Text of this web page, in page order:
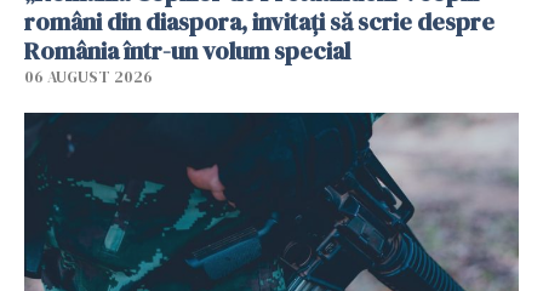
români din diaspora, invitați să scrie despre
România într-un volum special
06 AUGUST 2026